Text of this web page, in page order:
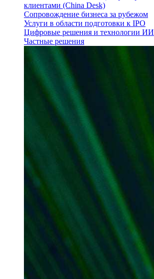
клиентами (China Desk)
Сопровождение бизнеса за рубежом
Услуги в области подготовки к IPO
Цифровые решения и технологии ИИ
Частные решения